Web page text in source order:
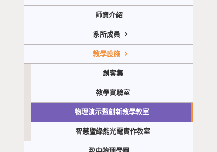
師資介紹
系所成員
教學設施
創客集
教學實驗室
物理演示暨創新教學教室
智慧暨綠能光電實作教室